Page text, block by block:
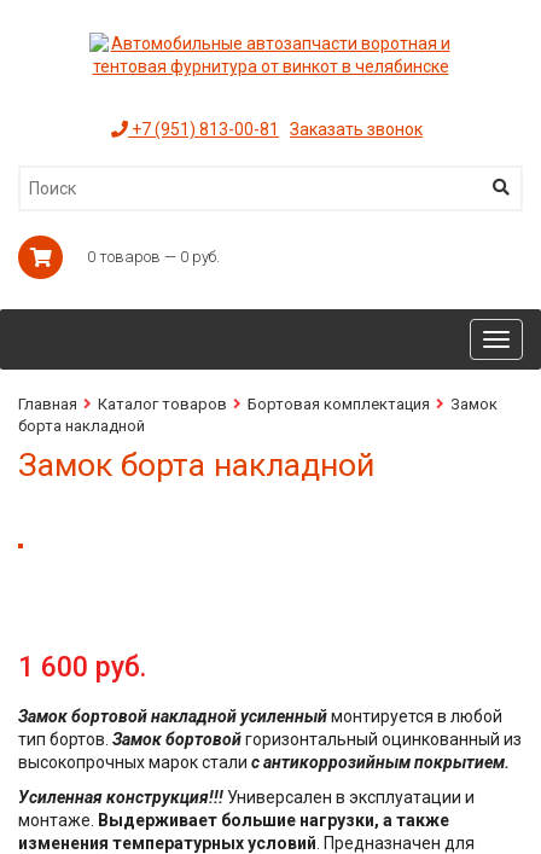
+7 (951) 813-00-81 Заказать звонок
0 товаров — 0 руб.
Главная Каталог товаров Бортовая комплектация
Замок
борта накладной
Замок борта накладной
1 600 руб.
Замок бортовой накладной усиленныймонтируется в любой
тип бортов. Замок бортовойгоризонтальный оцинкованный из
высокопрочных марок стали с антикоррозийным покрытием.
Усиленная конструкция!!! Универсален в эксплуатации и
монтаже.
Выдерживает большие нагрузки, а также
изменения температурных условий . Предназначен для